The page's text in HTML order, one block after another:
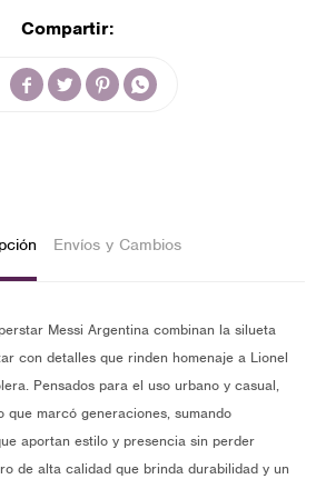
Compartir:
   
Envíos y Cambios
Messi Argentina combinan la silueta
con detalles que rinden homenaje a Lionel
Pensados para el uso urbano y casual,
que marcó generaciones, sumando
aportan estilo y presencia sin perder
de alta calidad que brinda durabilidad y un